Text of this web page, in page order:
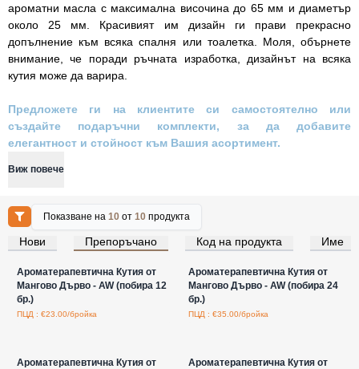
ароматни масла с максимална височина до 65 мм и диаметър
около 25 мм. Красивият им дизайн ги прави прекрасно
допълнение към всяка спалня или тоалетка. Моля, обърнете
внимание, че поради ръчната изработка, дизайнът на всяка
кутия може да варира.
Предложете ги на клиентите си самостоятелно или
създайте подаръчни комплекти, за да добавите
елегантност и стойност към Вашия асортимент.
Виж повече
Показване на10 от10 продукта
Нови Препоръчано Код на продукта Име
Влезте за цени на едро
Ароматерапевтична Кутия от
Мангово Дърво - AW (побира 12
бр.)
ПЦД : €23.00/бройка
Влезте за цени на едро
Ароматерапевтична Кутия от
Мангово Дърво - AW (побира 24
бр.)
ПЦД : €35.00/бройка
Ароматерапевтична Кутия от
Ароматерапевтична Кутия от